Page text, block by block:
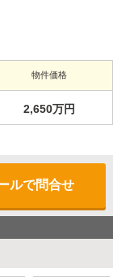
物件価格
2,650万円
ルで問合せ